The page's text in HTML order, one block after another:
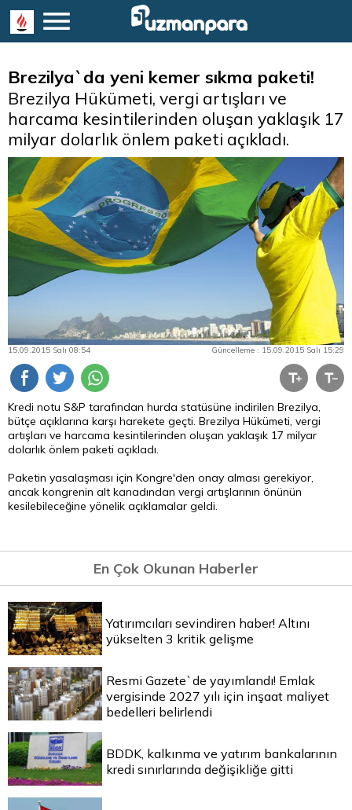
Brezilya`da yeni kemer sıkma paketi!
Brezilya Hükümeti, vergi artışları ve
harcama kesintilerinden oluşan yaklaşık 17
milyar dolarlık önlem paketi açıkladı.
15.09.2015 Salı 08:54 Güncelleme : 15.09.2015 Salı 15:29
Kredi notu S&P tarafından hurda statüsüne indirilen Brezilya,
bütçe açıklarına karşı harekete geçti. Brezilya Hükümeti, vergi
artışları ve harcama kesintilerinden oluşan yaklaşık 17 milyar
dolarlık önlem paketi açıkladı.
Paketin yasalaşması için Kongre'den onay alması gerekiyor,
ancak kongrenin alt kanadından vergi artışlarının önünün
kesilebileceğine yönelik açıklamalar geldi.
En Çok Okunan Haberler
Yatırımcıları sevindiren haber! Altını
yükselten 3 kritik gelişme
Resmi Gazete`de yayımlandı! Emlak
vergisinde 2027 yılı için inşaat maliyet
bedelleri belirlendi
BDDK, kalkınma ve yatırım bankalarının
kredi sınırlarında değişikliğe gitti